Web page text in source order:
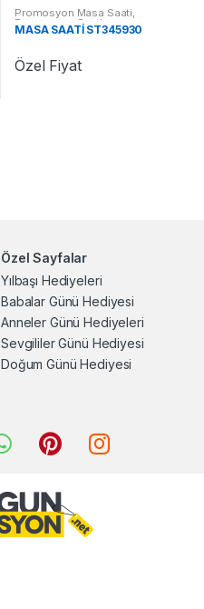
Promosyon Masa Saati,
Promosyon Saatler
MASA SAATİ ST345930
Özel Fiyat
Özel Sayfalar
Yılbaşı Hediyeleri
Babalar Günü Hediyesi
Anneler Günü Hediyeleri
Sevgililer Günü Hediyesi
Doğum Günü Hediyesi